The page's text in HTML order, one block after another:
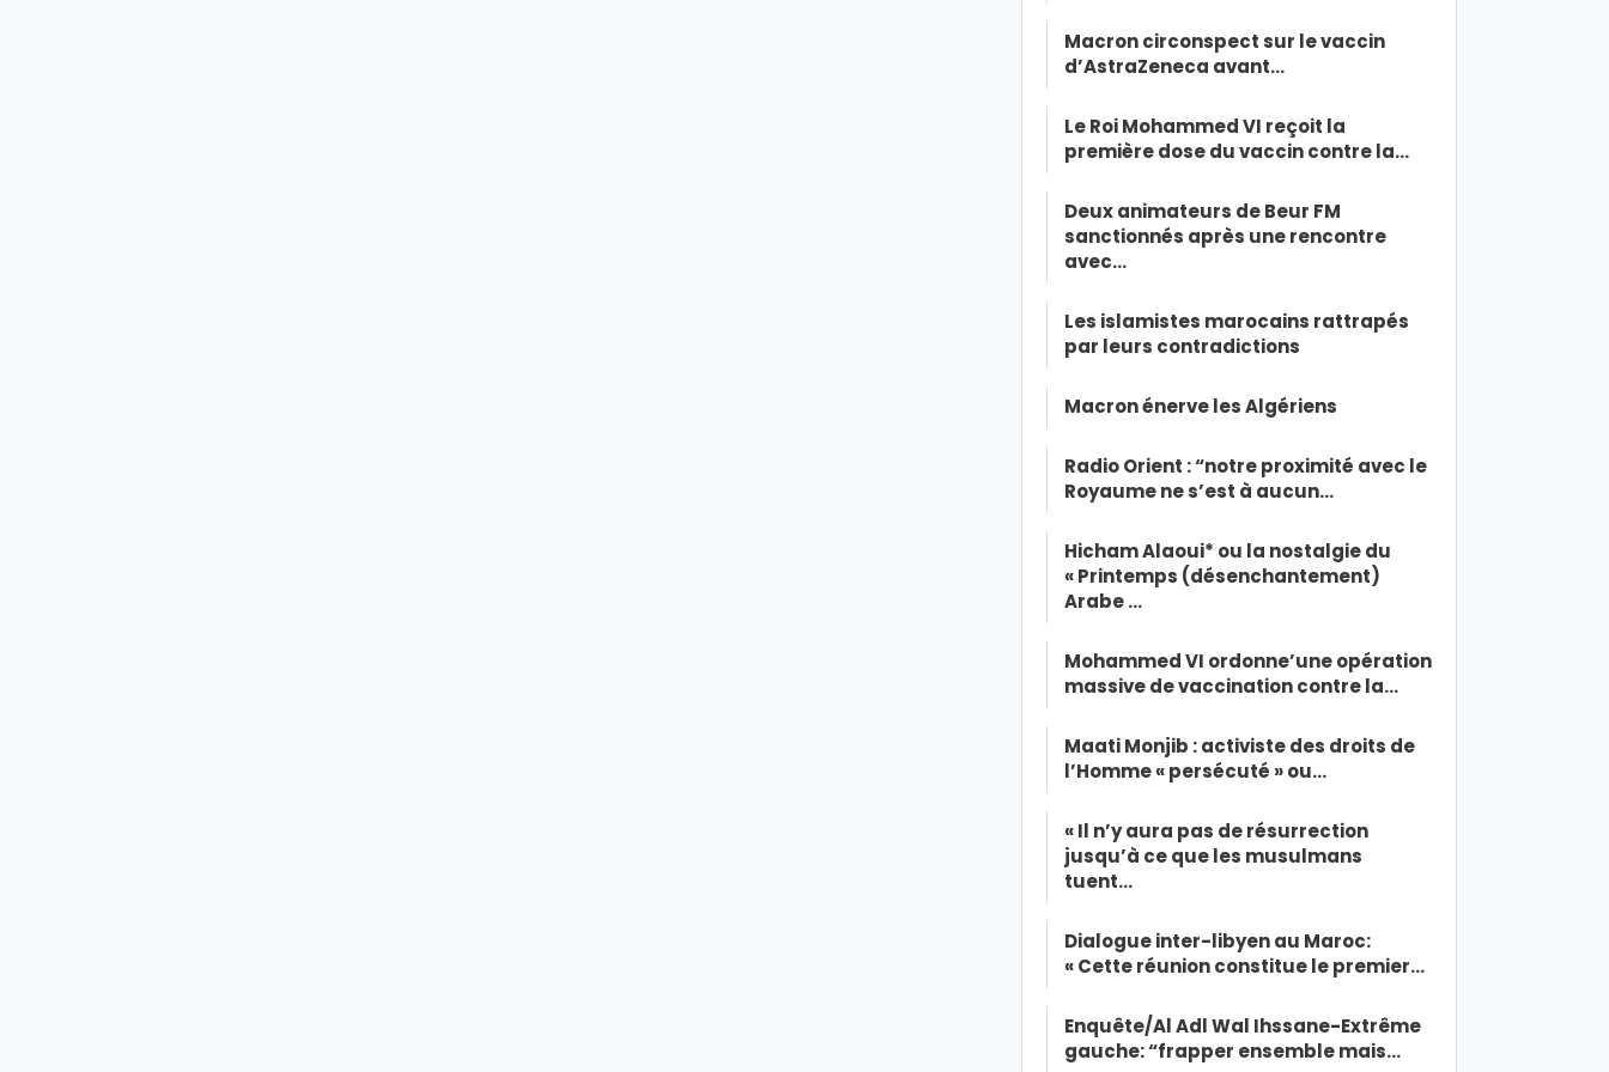
Macron circonspect sur le vaccin
d’AstraZeneca avant…
Le Roi Mohammed VI reçoit la
première dose du vaccin contre la…
Deux animateurs de Beur FM
sanctionnés après une rencontre
avec…
Les islamistes marocains rattrapés
par leurs contradictions
Macron énerve les Algériens
Radio Orient : “notre proximité avec le
Royaume ne s’est à aucun…
Hicham Alaoui* ou la nostalgie du
« Printemps (désenchantement)
Arabe …
Mohammed VI ordonne’une opération
massive de vaccination contre la…
Maati Monjib : activiste des droits de
l’Homme « persécuté » ou…
« Il n’y aura pas de résurrection
jusqu’à ce que les musulmans
tuent…
Dialogue inter-libyen au Maroc:
« Cette réunion constitue le premier…
Enquête/Al Adl Wal Ihssane-Extrême
gauche: “frapper ensemble mais…